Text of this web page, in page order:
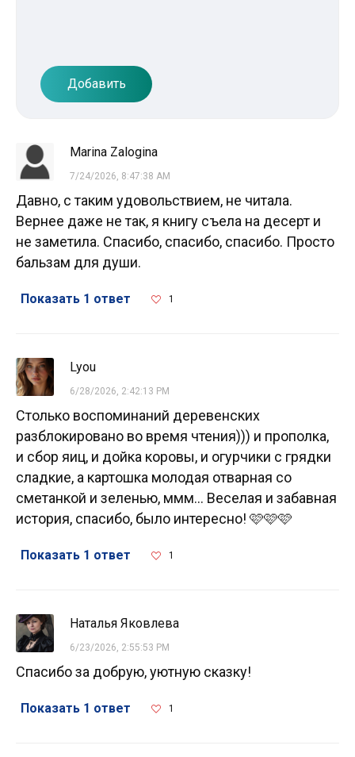
Добавить
Marina Zalogina
7/24/2026, 8:47:38 AM
Давно, с таким удовольствием, не читала.
Вернее даже не так, я книгу съела на десерт и
не заметила. Спасибо, спасибо, спасибо. Просто
бальзам для души.
Показать 1 ответ 1
Lyou
6/28/2026, 2:42:13 PM
Столько воспоминаний деревенских
разблокировано во время чтения))) и прополка,
и сбор яиц, и дойка коровы, и огурчики с грядки
сладкие, а картошка молодая отварная со
сметанкой и зеленью, ммм... Веселая и забавная
история, спасибо, было интересно! 🩷🩷🩷
Показать 1 ответ 1
Наталья Яковлева
6/23/2026, 2:55:53 PM
Спасибо за добрую, уютную сказку!
Показать 1 ответ 1